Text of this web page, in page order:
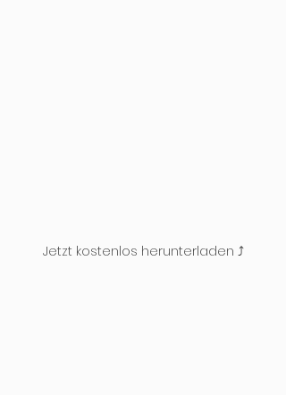
Jetzt kostenlos herunterladen ⤴️